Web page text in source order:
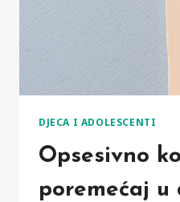
DJECA I ADOLESCENTI
Opsesivno
poremećaj u